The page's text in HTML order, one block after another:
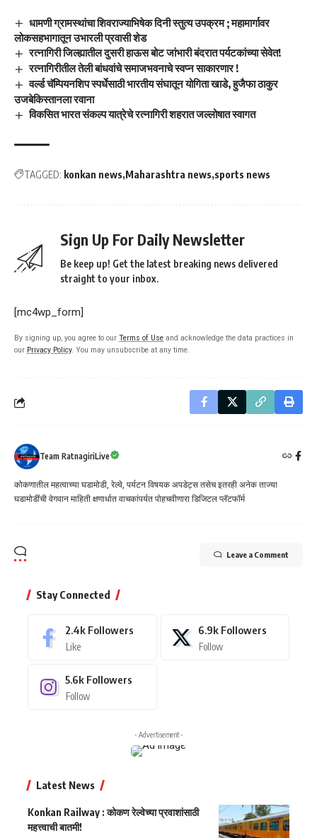
धामणी ग्रामस्थांचा शिवराज्याभिषेक दिनी स्तुत्य उपक्रम ; महामार्गावर
लोकसहभागातून उभारली प्रवासी शेड
रत्नागिरी जिल्ह्यातील दुसरी हाऊस बोट जांभारी बंदरात पर्यटकांच्या सेवेत!
रत्नागिरीतील तेली बांधवांचे समाजभवनाचे स्वप्न साकारणार !
वर्ल्ड चॅम्पियनशिप स्पर्धेसाठी भारतीय संघातून योगिता खाडे, हुजैफा ठाकुर
उजबेकिस्तानला रवाना
विकसित भारत संकल्प यात्रेचे रत्नागिरी शहरात जल्लोषात स्वागत
TAGGED: konkan news Maharashtra news sports news
Sign Up For Daily Newsletter
Be keep up! Get the latest breaking news delivered
straight to your inbox.
[mc4wp_form]
By signing up, you agree to our Terms of Use and acknowledge the data practices in
our Privacy Policy. You may unsubscribe at any time.
Team RatnagiriLive
कोकणातील महत्वाच्या घडामोडी, रेल्वे, पर्यटन विषयक अपडेट्स तसेच इतरही अनेक ताज्या
घडामोडींची वेगवान माहिती क्षणार्धात वाचकांपर्यत पोहचवीणारा डिजिटल प्लॅटफॉर्म
Leave a Comment
Stay Connected
2.4k Followers
Like
6.9k Followers
Follow
5.6k Followers
Follow
- Advertisement -
Latest News
Konkan Railway : कोकण रेल्वेच्या प्रवाशांसाठी
महत्त्वाची बातमी!